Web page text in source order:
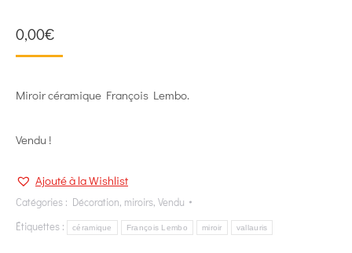
0,00€
Miroir céramique François Lembo.
Vendu !
Ajouté à la Wishlist
Catégories : Décoration, miroirs, Vendu
Étiquettes :
céramique François Lembo miroir vallauris